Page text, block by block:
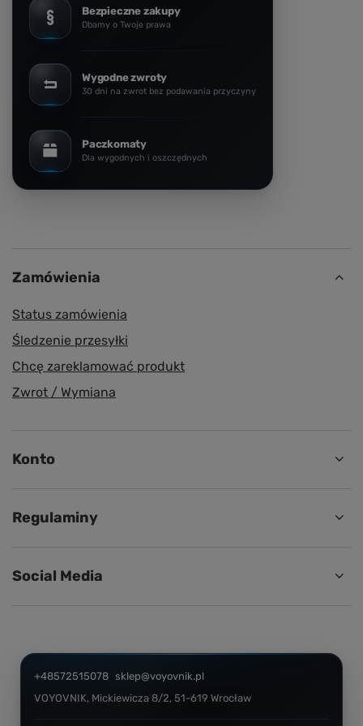
Bezpieczne zakupy
Dbamy o Twoje prawa
Wygodne zwroty
30 dni na zwrot bez podawania przyczyny
Paczkomaty
Dla wygodnych i oszczędnych
Zamówienia
Status zamówienia
Śledzenie przesyłki
Chcę zareklamować produkt
Zwrot / Wymiana
Konto
Regulaminy
Social Media
+48572515078 sklep@voyovnik.pl
VOYOVNIK, Mickiewicza 8/2, 51-619 Wrocław